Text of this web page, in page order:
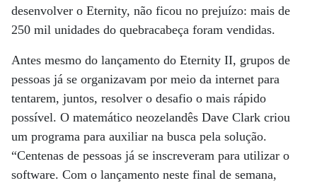
desenvolver o Eternity, não ficou no prejuízo: mais de
250 mil unidades do quebracabeça foram vendidas.
Antes mesmo do lançamento do Eternity II, grupos de
pessoas já se organizavam por meio da internet para
tentarem, juntos, resolver o desafio o mais rápido
possível. O matemático neozelandês Dave Clark criou
um programa para auxiliar na busca pela solução.
“Centenas de pessoas já se inscreveram para utilizar o
software. Com o lançamento neste final de semana,